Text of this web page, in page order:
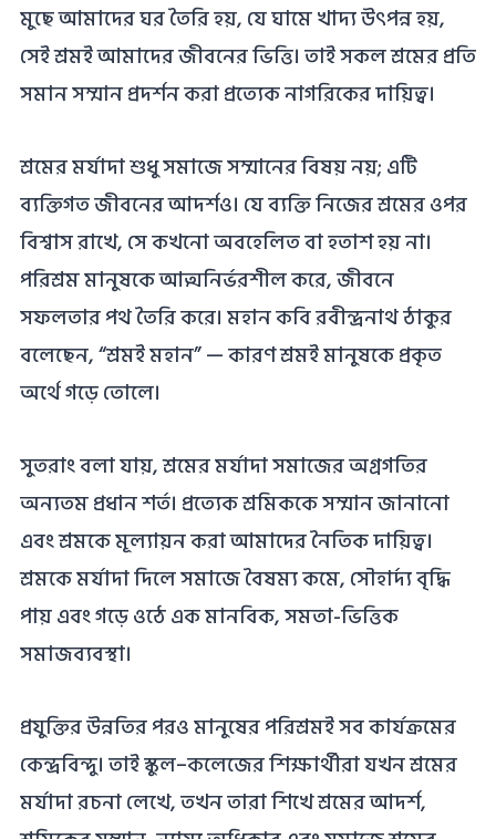
মুছে আমাদের ঘর তৈরি হয়, যে ঘামে খাদ্য উৎপন্ন হয়,
সেই শ্রমই আমাদের জীবনের ভিত্তি। তাই সকল শ্রমের প্রতি
সমান সম্মান প্রদর্শন করা প্রত্যেক নাগরিকের দায়িত্ব।
শ্রমের মর্যাদা শুধু সমাজে সম্মানের বিষয় নয়; এটি
ব্যক্তিগত জীবনের আদর্শও। যে ব্যক্তি নিজের শ্রমের ওপর
বিশ্বাস রাখে, সে কখনো অবহেলিত বা হতাশ হয় না।
পরিশ্রম মানুষকে আত্মনির্ভরশীল করে, জীবনে
সফলতার পথ তৈরি করে। মহান কবি রবীন্দ্রনাথ ঠাকুর
বলেছেন, “শ্রমই মহান” — কারণ শ্রমই মানুষকে প্রকৃত
অর্থে গড়ে তোলে।
সুতরাং বলা যায়, শ্রমের মর্যাদা সমাজের অগ্রগতির
অন্যতম প্রধান শর্ত। প্রত্যেক শ্রমিককে সম্মান জানানো
এবং শ্রমকে মূল্যায়ন করা আমাদের নৈতিক দায়িত্ব।
শ্রমকে মর্যাদা দিলে সমাজে বৈষম্য কমে, সৌহার্দ্য বৃদ্ধি
পায় এবং গড়ে ওঠে এক মানবিক, সমতা-ভিত্তিক
সমাজব্যবস্থা।
প্রযুক্তির উন্নতির পরও মানুষের পরিশ্রমই সব কার্যক্রমের
কেন্দ্রবিন্দু। তাই স্কুল–কলেজের শিক্ষার্থীরা যখন শ্রমের
মর্যাদা রচনা লেখে, তখন তারা শিখে শ্রমের আদর্শ,